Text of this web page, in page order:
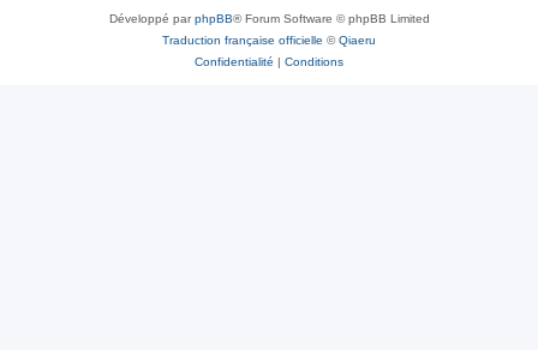
Développé parphpBB® Forum Software © phpBB Limited
Traduction française officielle ©Qiaeru
Confidentialité | Conditions